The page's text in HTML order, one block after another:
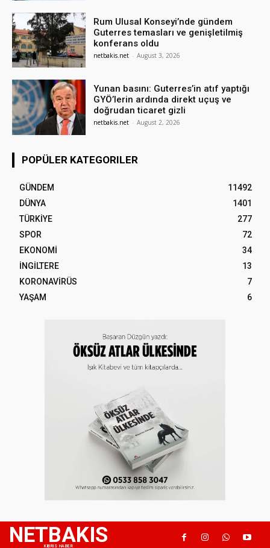
Rum Ulusal Konseyi’nde gündem
Guterres temasları ve genişletilmiş
konferans oldu
netbakis.net - August 3, 2026
Yunan basını: Guterres’in atıf yaptığı
GYÖ’lerin ardında direkt uçuş ve
doğrudan ticaret gizli
netbakis.net - August 2, 2026
POPÜLER KATEGORILER
GÜNDEM
11492
DÜNYA
1401
TÜRKİYE
277
SPOR
72
EKONOMİ
34
İNGİLTERE
13
KORONAVİRÜS
7
YAŞAM
6
NETBAKIS
KIBRIS HABER